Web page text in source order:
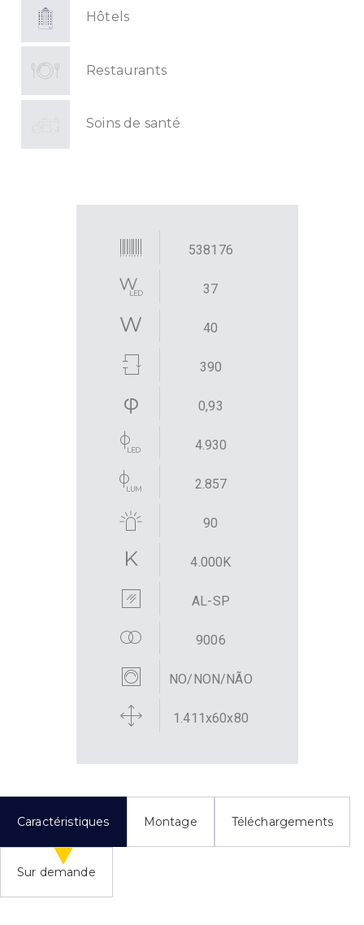
Hôtels
Restaurants
Soins de santé
538176
37
40
390
0,93
4.930
2.857
90
4.000K
AL-SP
9006
NO/NON/NÃO
1.411x60x80
Caractéristiques Montage Téléchargements
Sur demande